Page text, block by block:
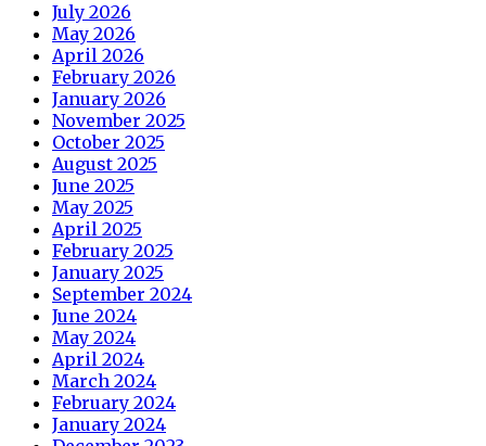
July 2026
May 2026
April 2026
February 2026
January 2026
November 2025
October 2025
August 2025
June 2025
May 2025
April 2025
February 2025
January 2025
September 2024
June 2024
May 2024
April 2024
March 2024
February 2024
January 2024